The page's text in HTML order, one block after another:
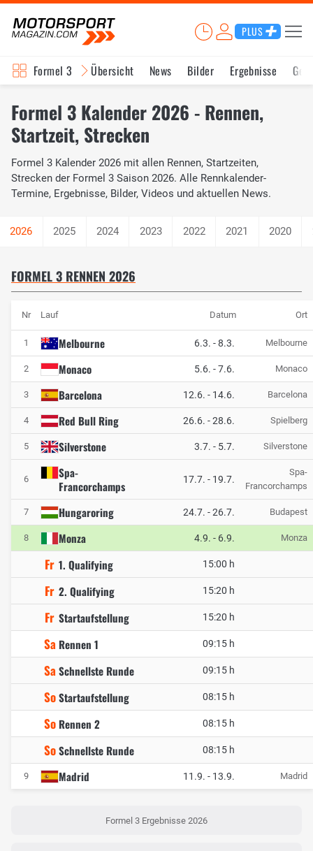
PLUS
Formel 3 Übersicht News Bilder Ergebnisse
Formel 3 Kalender 2026 - Rennen,
Startzeit, Strecken
Formel 3 Kalender 2026 mit allen Rennen, Startzeiten,
Strecken der Formel 3 Saison 2026. Alle Rennkalender-
Termine, Ergebnisse, Bilder, Videos und aktuellen News.
2025 2024 2023 2022 2021 2020
FORMEL 3 RENNEN 2026
Nr Lauf Datum Ort
1 Melbourne 6.3. -8.3. Melbourne
2 Monaco 5.6. -7.6. Monaco
3 Barcelona 12.6. - 14.6. Barcelona
4 Red Bull Ring 26.6. -28.6. Spielberg
5 Silverstone 3.7. - 5.7. Silverstone
6
Spa-
Francorchamps
17.7. - 19.7.
Spa-
Francorchamps
7 Hungaroring 24.7. -26.7. Budapest
8 Monza 4.9. - 6.9. Monza
Fr 1. Qualifying 15:00 h
Fr 2. Qualifying 15:20 h
Fr Startaufstellung 15:20 h
Sa Rennen 1 09:15 h
Sa Schnellste Runde 09:15 h
So Startaufstellung 08:15 h
So Rennen 2 08:15 h
So Schnellste Runde 08:15 h
9 Madrid 11.9. - 13.9. Madrid
Formel 3 Ergebnisse 2026